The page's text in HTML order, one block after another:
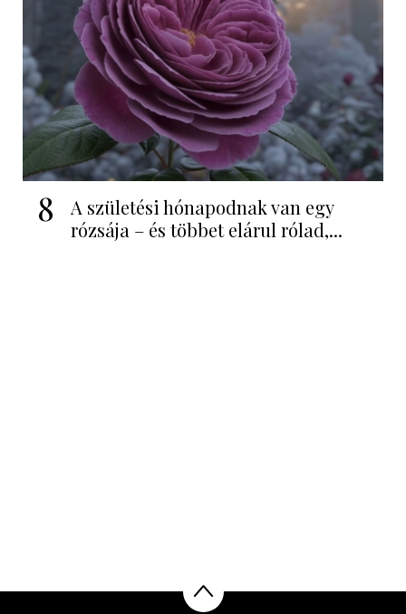
8
A születési hónapodnak van egy
rózsája – és többet elárul rólad,...